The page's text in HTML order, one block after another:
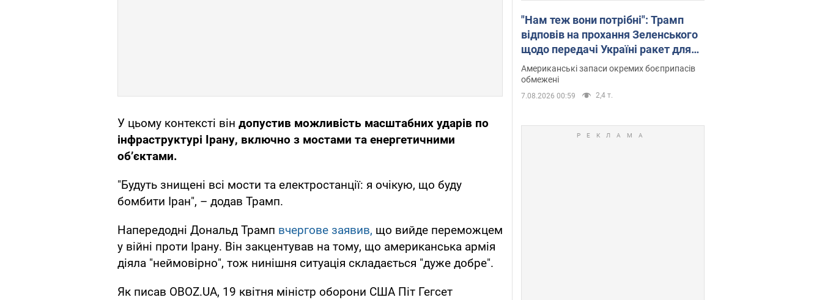
У цьому контексті він допустив можливість масштабних ударів по
інфраструктурі Ірану, включно з мостами та енергетичними
об’єктами.
"Будуть знищені всі мости та електростанції: я очікую, що буду
бомбити Іран", – додав Трамп.
Напередодні Дональд Трамп вчергове заявив, що вийде переможцем
у війні проти Ірану. Він закцентував на тому, що американська армія
діяла "неймовірно", тож нинішня ситуація складається "дуже добре".
Як писав OBOZ.UA, 19 квітня міністр оборони США Піт Гегсет
"Нам теж вони потрібні": Трамп
відповів на прохання Зеленського
щодо передачі Україні ракет для
Patriot
Американські запаси окремих боєприпасів
обмежені
7.08.2026 00:59 2,4 т.